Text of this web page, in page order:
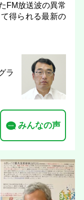
FM放送波の異常
得られる最新の
ラ
みんなの声